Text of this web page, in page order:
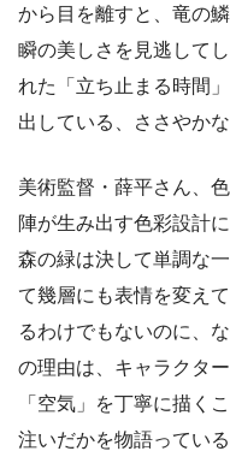
から目を離すと、竜の
瞬の美しさを見逃して
れた「立ち止まる時間
出している、ささやか
美術監督・薛平さん、
陣が生み出す色彩設計
森の緑は決して単調な
て幾層にも表情を変え
るわけでもないのに、
の理由は、キャラクタ
「空気」を丁寧に描く
注いだかを物語ってい